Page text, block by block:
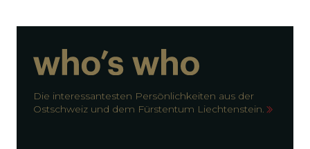
Die interessantesten Persönlichkeiten aus der
Ostschweiz und dem Fürstentum Liechtenstein.